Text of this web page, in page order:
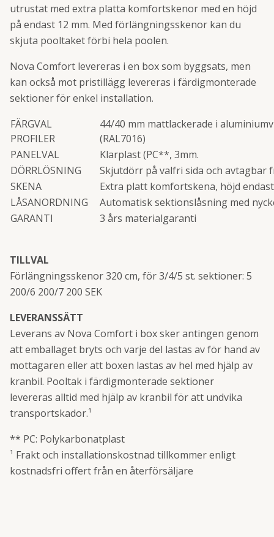
utrustat med extra platta komfortskenor med en höjd
på endast 12 mm. Med förlängningsskenor kan du
skjuta pooltaket förbi hela poolen.
Nova Comfort levereras i en box som byggsats, men
kan också mot pristillägg levereras i färdigmonterade
sektioner för enkel installation.
FÄRGVAL
PROFILER
44/40 mm mattlackerade i
(RAL7016)
PANELVAL
Klarplast (PC**, 3mm.
DÖRRLÖSNING
Skjutdörr på valfri sida och avtagbar
SKENA
Extra platt komfortskena, höjd
LÅSANORDNING
Automatisk sektionslåsning med
GARANTI
3 års materialgaranti
TILLVAL
Förlängningsskenor 320 cm, för 3/4/5 st. sektioner: 5
200/6 200/7 200 SEK
LEVERANSSÄTT
Leverans av Nova Comfort i box sker antingen genom
att emballaget bryts och varje del lastas av för hand av
mottagaren eller att boxen lastas av hel med hjälp av
kranbil. Pooltak i färdigmonterade sektioner
levereras alltid med hjälp av kranbil för att undvika
transportskador.¹
** PC: Polykarbonatplast
¹ Frakt och installationskostnad tillkommer enligt
kostnadsfri offert från en återförsäljare